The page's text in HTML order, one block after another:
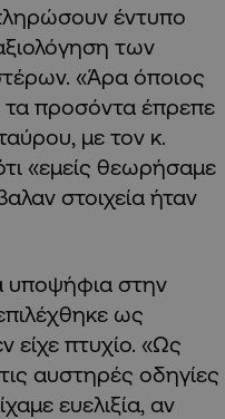
έντυπο
των
«Άρα όποιος
τα προσόντα έπρεπε
με τον κ.
«εμείς θεωρήσαμε
στοιχεία ήταν
υποψήφια στην
ως
είχε πτυχίο. «Ως
αυστηρές οδηγίες
ευελιξία, αν